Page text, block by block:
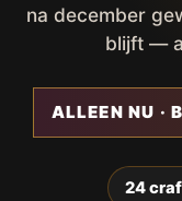
na december
blijft —
ALLEEN NU ·
24